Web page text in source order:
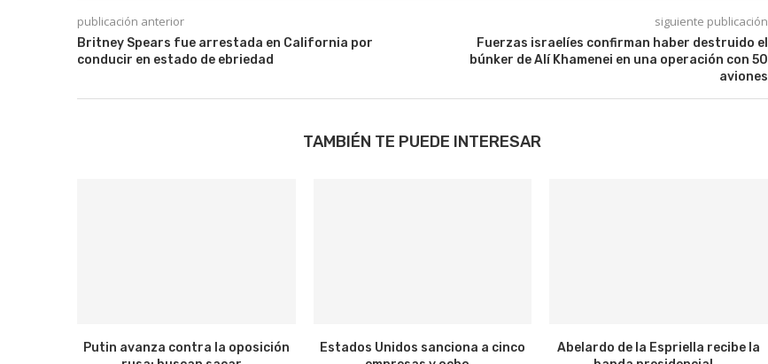
publicación anterior
Britney Spears fue arrestada en California por
conducir en estado de ebriedad
siguiente publicación
Fuerzas israelíes confirman haber destruido el
búnker de Alí Khamenei en una operación con 50
aviones
TAMBIÉN TE PUEDE INTERESAR
Putin avanza contra la oposición
Estados Unidos sanciona a cinco
Abelardo de la Espriella recibe la